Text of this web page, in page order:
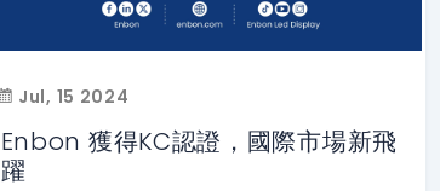
Jul, 15 2024
Enbon 獲得KC認證，國際市場新飛
躍